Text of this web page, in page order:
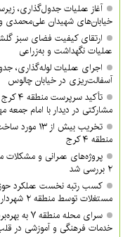
آغاز عملیات جدول‌گذاری،
خیابان‌های شهیدان علی‌محمدی
ارتقای کیفیت فضای سبز
عملیات نگهداشت و به‌زراعی
اجرای عملیات لوله‌گذاری،
آسفالت‌ریزی در خیابان چالوس
تأکید
مشارکتی در دیدار با امام جمعه
تخریب بیش از
منطقه ۴ کرج
پروژه‌های عمرانی و
۲ بررسی شد
کسب رتبه نخست عملکرد
مستغلات توسط منطقه ۲ شهرداری کرج
سرای محله
خدمات فرهنگی و آموزشی در